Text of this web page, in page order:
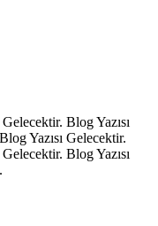
Blog Yazısı
Yazısı Gelecektir.
Blog Yazısı